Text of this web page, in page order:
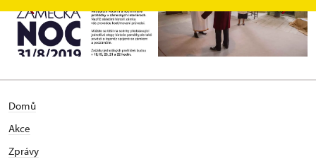
Domů
Akce
Zprávy